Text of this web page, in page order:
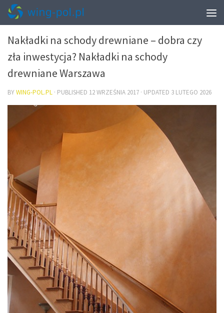
WNĘTRZA
Nakładki na schody drewniane – dobra czy
zła inwestycja? Nakładki na schody
drewniane Warszawa
BYWING-POL.PL · PUBLISHED 12 WRZEŚNIA 2017 · UPDATED 3 LUTEGO 2026